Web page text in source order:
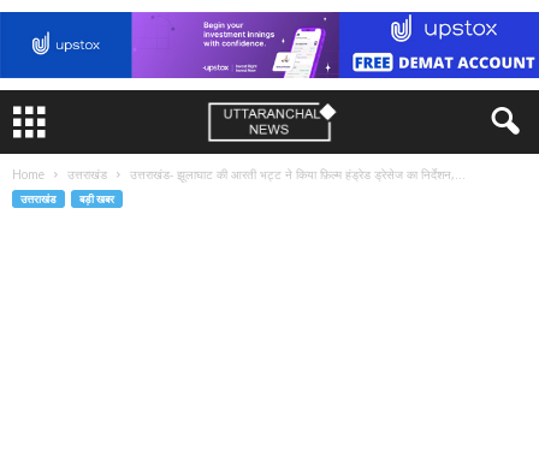
Home उत्तराखंड उत्तराखंड- झूलाघाट की आरती भट्ट ने किया फ़िल्म हंड्रेड ड्रेसेज का निर्देशन,...
उत्तराखंड बड़ी खबर